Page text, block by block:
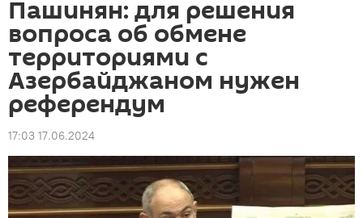
Пашинян: для решения
вопроса об обмене
территориями с
Азербайджаном нужен
референдум
17:03 17.06.2024